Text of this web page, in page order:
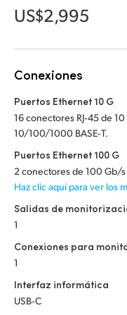
Malaysia
Netherlands
New Zealand
Norway
US$2,995
Conexiones
Puertos Ethernet 10 G
16 conectores RJ‑45 de
10/100/1000 BASE‑T.
Puertos Ethernet 100 G
2 conectores de 100 Gb/
Haz clic aquí para ver los
Salidas de
1
Conexiones para
1
Interfaz informática
USB‑C